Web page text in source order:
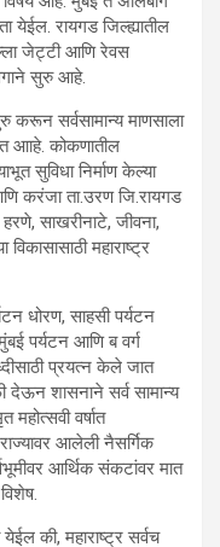
येईल. रायगड जिल्ह्यातील
जेट्टी आणि रेवस
सुरु आहे.
सर्वसामान्य माणसाला
आाहे. कोकणातील
सुविधा निर्माण केल्या
करंजा ता.उरण जि.रायगड
साखरीनाटे, जीवना,
महाराष्ट्र
धोरण, साहसी पर्यटन
पर्यटन आणि ब वर्ग
प्रयत्न केले जात
देऊन शासनाने सर्व सामान्य
वर्षात
आलेली नैसर्गिक
आर्थिक संकटांवर मात
येईल की, महाराष्ट्र सर्वच